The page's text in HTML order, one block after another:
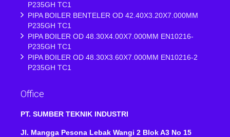
P235GH TC1
PIPA BOILER BENTELER OD 42.40X3.20X7.000MM
P235GH TC1
PIPA BOILER OD 48.30X4.00X7.000MM EN10216-
P235GH TC1
PIPA BOILER OD 48.30X3.60X7.000MM EN10216-2
P235GH TC1
Office
PT. SUMBER TEKNIK INDUSTRI
Jl. Mangga Pesona Lebak Wangi 2 Blok A3 No 15